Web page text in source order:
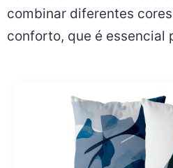
combinar diferentes
conforto, que é essencial